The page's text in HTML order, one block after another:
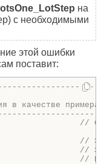
One_LotStep на
с необходимыми
этой ошибки
поставит:
в качестве
//
//
//
//